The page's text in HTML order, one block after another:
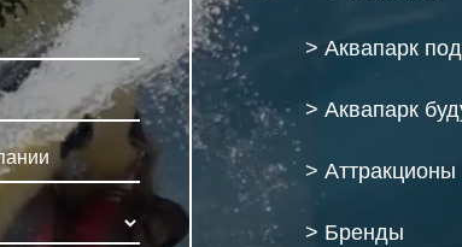
> Аквапарк
> Аквапарк
> Аттракционы
> Бренды